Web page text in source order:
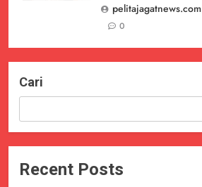
pelitajagatnews.com
0
Cari
Recent Posts